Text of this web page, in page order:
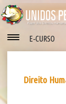
E‑CURSO
Direito